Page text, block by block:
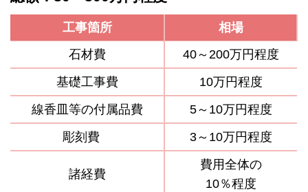
工事箇所
相場
石材費
40～200万円程度
基礎工事費
10万円程度
線香皿等の付属品費
5～10万円程度
彫刻費
3～10万円程度
諸経費
費用全体の
10％程度